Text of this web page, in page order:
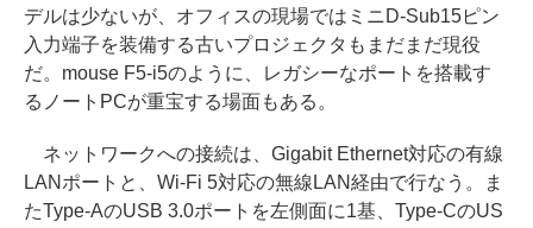
デルは少ないが、オフィスの現場ではミニD-Sub15ピン
入力端子を装備する古いプロジェクタもまだまだ現役
だ。mouse F5-i5のように、レガシーなポートを搭載す
るノートPCが重宝する場面もある。
ネットワークへの接続は、Gigabit Ethernet対応の有線
LANポートと、Wi-Fi 5対応の無線LAN経由で行なう。ま
たType-AのUSB 3.0ポートを左側面に1基、Type-CのUS